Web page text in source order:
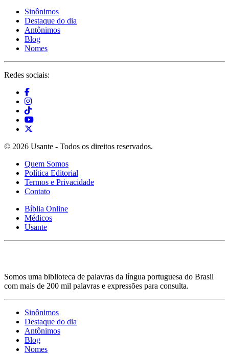
Sinônimos
Destaque do dia
Antônimos
Blog
Nomes
Redes sociais:
© 2026 Usante - Todos os direitos reservados.
Quem Somos
Política Editorial
Termos e Privacidade
Contato
Bíblia Online
Médicos
Usante
Somos uma biblioteca de palavras da língua portuguesa do Brasil
com mais de 200 mil palavras e expressões para consulta.
Sinônimos
Destaque do dia
Antônimos
Blog
Nomes